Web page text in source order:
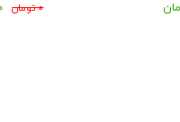
۰ تومان ۰